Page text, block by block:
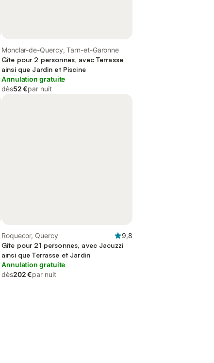
Monclar-de-Quercy, Tarn-et-Garonne
Gîte pour 2 personnes, avec Terrasse
ainsi que Jardin et Piscine
Annulation gratuite
dès52 €par nuit
Roquecor, Quercy
9,8
Gîte pour 21 personnes, avec Jacuzzi
ainsi que Terrasse et Jardin
Annulation gratuite
dès202 €par nuit